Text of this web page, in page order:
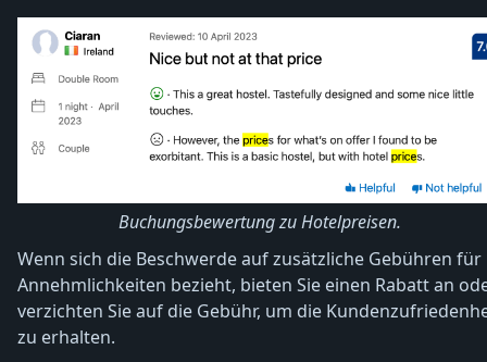
Buchungsbewertung zu Hotelpreisen.
Wenn sich die Beschwerde auf zusätzliche Gebühren für
Annehmlichkeiten bezieht, bieten Sie einen Rabatt an
verzichten Sie auf die Gebühr, um die
zu erhalten.